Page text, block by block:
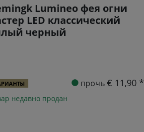
Lumineo фея огни
LED классический
черный
прочь€ 11,90 *
недавно продан